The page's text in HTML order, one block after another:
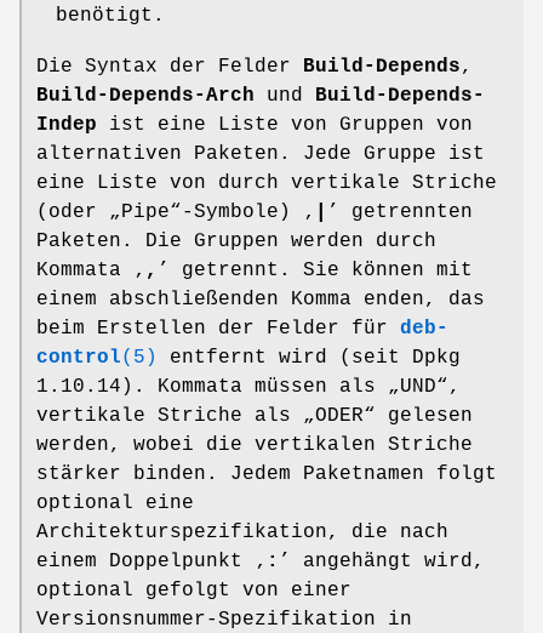
benötigt.
Die Syntax der Felder Build-Depends,
Build-Depends-Arch und Build-Depends-
Indep ist eine Liste von Gruppen von
alternativen Paketen. Jede Gruppe ist
eine Liste von durch vertikale Striche
(oder „Pipe“-Symbole) ‚
’ getrennten
Paketen. Die Gruppen werden durch
Kommata ‚ , ’ getrennt. Sie können mit
einem abschließenden Komma enden, das
beim Erstellen der Felder für deb-
control(5)
entfernt wird (seit Dpkg
1.10.14). Kommata müssen als „UND“,
vertikale Striche als „ODER“ gelesen
werden, wobei die vertikalen Striche
stärker binden. Jedem Paketnamen folgt
optional eine
Architekturspezifikation, die nach
einem Doppelpunkt ‚ : ’ angehängt wird,
optional gefolgt von einer
Versionsnummer-Spezifikation in